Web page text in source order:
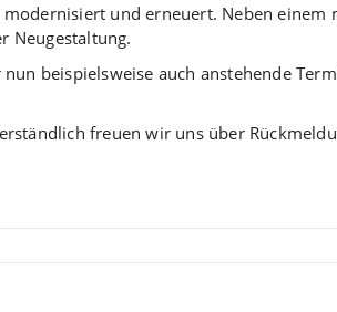
und erneuert. Neben einem
Neugestaltung.
beispielsweise auch anstehende
freuen wir uns über